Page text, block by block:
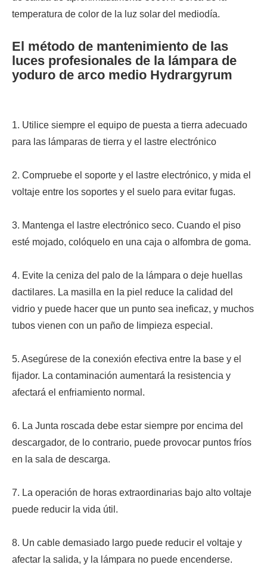
temperatura de color de la luz solar del mediodía.
El método de mantenimiento de las
luces profesionales de la lámpara de
yoduro de arco medio Hydrargyrum
1. Utilice siempre el equipo de puesta a tierra adecuado
para las lámparas de tierra y el lastre electrónico
2. Compruebe el soporte y el lastre electrónico, y mida el
voltaje entre los soportes y el suelo para evitar fugas.
3. Mantenga el lastre electrónico seco. Cuando el piso
esté mojado, colóquelo en una caja o alfombra de goma.
4. Evite la ceniza del palo de la lámpara o deje huellas
dactilares. La masilla en la piel reduce la calidad del
vidrio y puede hacer que un punto sea ineficaz, y muchos
tubos vienen con un paño de limpieza especial.
5. Asegúrese de la conexión efectiva entre la base y el
fijador. La contaminación aumentará la resistencia y
afectará el enfriamiento normal.
6. La Junta roscada debe estar siempre por encima del
descargador, de lo contrario, puede provocar puntos fríos
en la sala de descarga.
7. La operación de horas extraordinarias bajo alto voltaje
puede reducir la vida útil.
8. Un cable demasiado largo puede reducir el voltaje y
afectar la salida, y la lámpara no puede encenderse.